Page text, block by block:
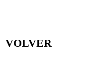
VOLVER